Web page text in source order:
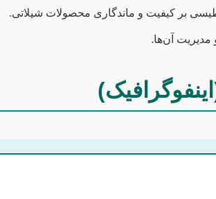
بر کیفیت و ماندگاری محصولات شیلاتی.
آن‌ها.